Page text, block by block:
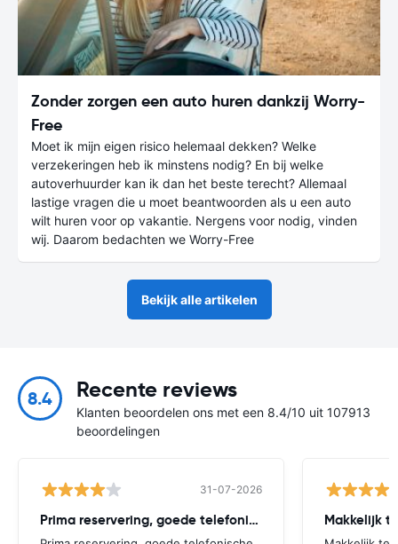
Zonder zorgen een auto huren dankzij Worry-
Free
Moet ik mijn eigen risico helemaal dekken? Welke
verzekeringen heb ik minstens nodig? En bij welke
autoverhuurder kan ik dan het beste terecht? Allemaal
lastige vragen die u moet beantwoorden als u een auto
wilt huren voor op vakantie. Nergens voor nodig, vinden
wij. Daarom bedachten we Worry-Free
Bekijk alle artikelen
8.4 Recente reviews
Klanten beoordelen ons met een 8.4/10 uit 107913
beoordelingen
31-07-2026
Prima reservering, goede telefonische bereikbaarheid Makkelijk